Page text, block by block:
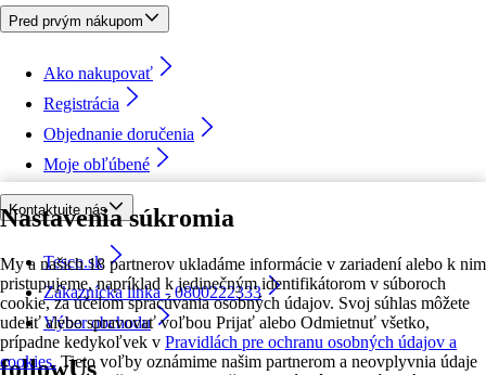
Nastavenia súkromia
My a našich 18 partnerov ukladáme informácie v zariadení alebo k nim
pristupujeme, napríklad k jedinečným identifikátorom v súboroch
cookie, za účelom spracúvania osobných údajov. Svoj súhlas môžete
udeliť alebo spravovať voľbou Prijať alebo Odmietnuť všetko,
prípadne kedykoľvek v Pravidlách pre ochranu osobných údajov a
cookies. Tieto voľby oznámime našim partnerom a neovplyvnia údaje
Pred prvým nákupom
Ako nakupovať
Registrácia
Objednanie doručenia
Moje obľúbené
Kontaktujte nás
Tesco.sk
Zákaznícka linka - 0800222333
Výber obchodu
followUs